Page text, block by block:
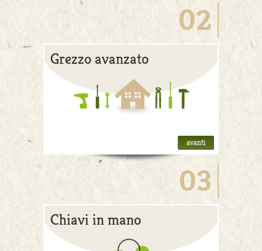
02
Grezzo avanzato
avanti
03
Chiavi in mano